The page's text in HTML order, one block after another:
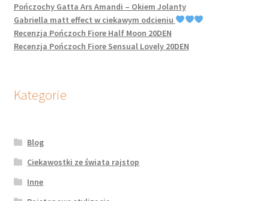
Pończochy Gatta Ars Amandi – Okiem Jolanty
Gabriella matt effect w ciekawym odcieniu
Recenzja Pończoch Fiore Half Moon 20DEN
Recenzja Pończoch Fiore Sensual Lovely 20DEN
Kategorie
Blog
Ciekawostki ze świata rajstop
Inne